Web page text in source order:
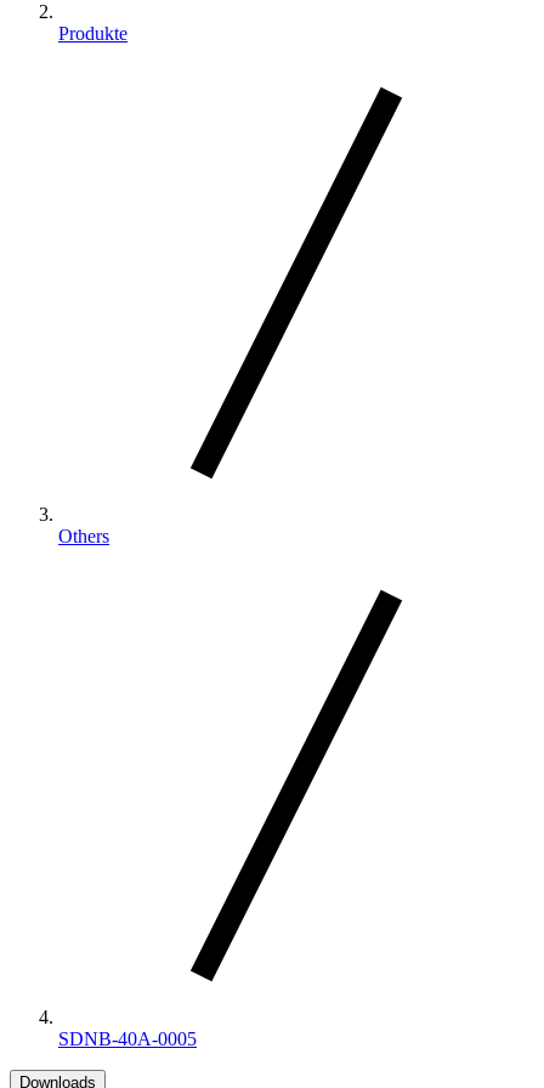
Produkte
Others
SDNB-40A-0005
Downloads